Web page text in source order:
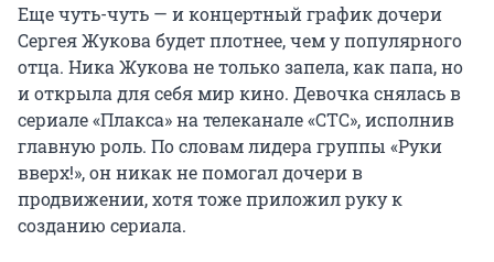
Еще чуть-чуть — и концертный график дочери
Сергея Жукова будет плотнее, чем у популярного
отца. Ника Жукова не только запела, как папа, но
и открыла для себя мир кино. Девочка снялась в
сериале «Плакса» на телеканале «СТС», исполнив
главную роль. По словам лидера группы «Руки
вверх!», он никак не помогал дочери в
продвижении, хотя тоже приложил руку к
созданию сериала.